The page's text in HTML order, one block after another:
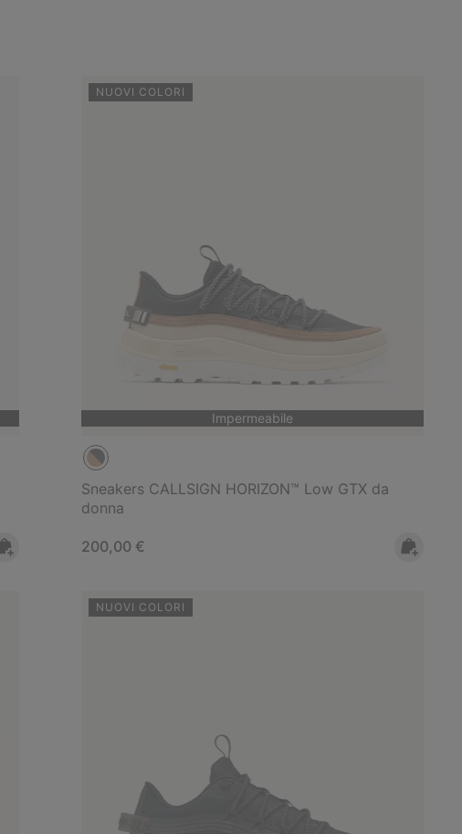
NUOVI COLORI
Impermeabile
Sneakers CALLSIGN HORIZON™ Low GTX da
donna
Regular price:
200,00 €
NUOVI COLORI